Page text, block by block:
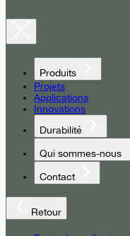
Produits
Projets
Applications
Innovations
Durabilité
Qui sommes-nous
Contact
Retour